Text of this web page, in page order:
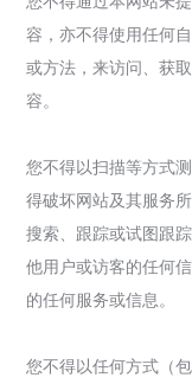
容，亦不得使用任何
或方法，来访问、获
容。
您不得以扫描等方式
得破坏网站及其服务
搜索、跟踪或试图跟
他用户或访客的任何
的任何服务或信息。
您不得以任何方式（